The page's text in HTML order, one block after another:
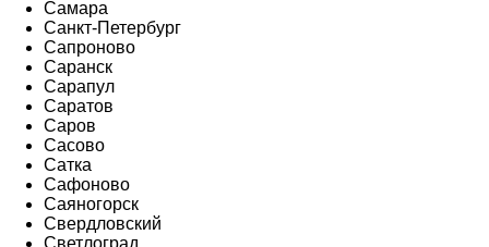
Самара
Санкт-Петербург
Сапроново
Саранск
Сарапул
Саратов
Саров
Сасово
Сатка
Сафоново
Саяногорск
Свердловский
Светлоград